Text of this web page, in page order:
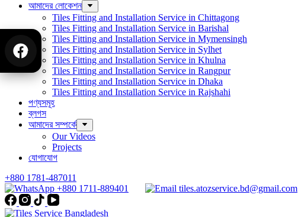
আমাদের লোকেশন
Tiles Fitting and Installation Service in Chittagong
Tiles Fitting and Installation Service in Barishal
Tiles Fitting and Installation Service in Mymensingh
Tiles Fitting and Installation Service in Sylhet
Tiles Fitting and Installation Service in Khulna
Tiles Fitting and Installation Service in Rangpur
Tiles Fitting and Installation Service in Dhaka
Tiles Fitting and Installation Service in Rajshahi
পণ্যসমূহ
ব্লগস
আমাদের সম্পর্কে
Our Videos
Projects
যোগাযোগ
+880 1781-487011
+880 1711-889401
tiles.atozservice.bd@gmail.com